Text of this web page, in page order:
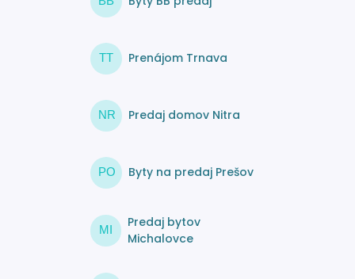
TT Prenájom Trnava
NR Predaj domov Nitra
PO Byty na predaj Prešov
MI
Predaj bytov
Michalovce